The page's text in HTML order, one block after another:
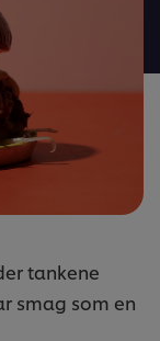
tankene
smag som en